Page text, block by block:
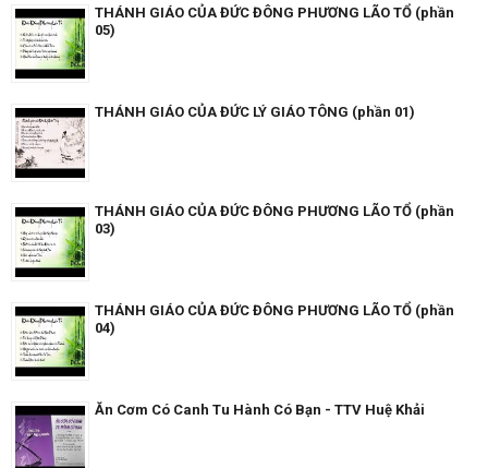
THÁNH GIÁO CỦA ĐỨC ĐÔNG PHƯƠNG LÃO TỔ (phần
05)
THÁNH GIÁO CỦA ĐỨC LÝ GIÁO TÔNG (phần 01)
THÁNH GIÁO CỦA ĐỨC ĐÔNG PHƯƠNG LÃO TỔ (phần
03)
THÁNH GIÁO CỦA ĐỨC ĐÔNG PHƯƠNG LÃO TỔ (phần
04)
Ăn Cơm Có Canh Tu Hành Có Bạn - TTV Huệ Khải